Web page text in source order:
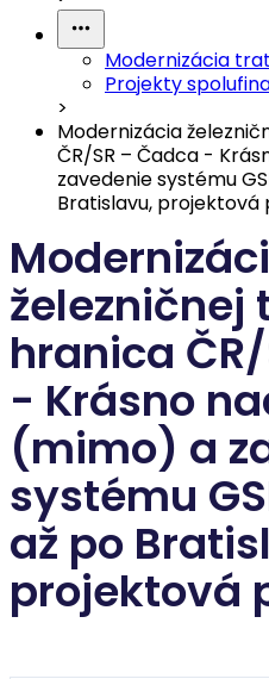
Modernizácia
Projekty
>
Modernizácia
ČR/SR – Čadca -
zavedenie systému
Bratislavu,
hranica
- Krásno
(mimo) a
systému
až po
projektová